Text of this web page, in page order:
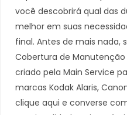
você descobrirá qual das
melhor em suas
final. Antes de mais nada,
Cobertura de
criado pela Main Service
marcas Kodak Alaris,
clique aqui e converse